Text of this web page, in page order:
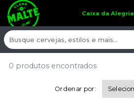
Caixa da Alegria
0 produtos encontrados
Ordenar por: